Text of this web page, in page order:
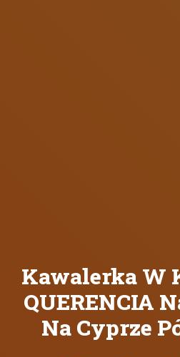
Kawalerka W
QUERENCIA
Na Cyprze